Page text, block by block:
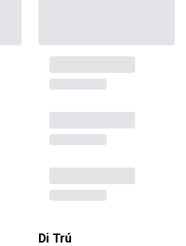
Di Trú